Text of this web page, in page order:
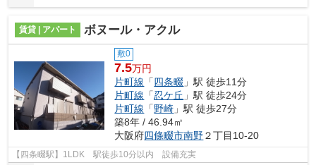
賃貸 | アパート ボヌール・アクル
敷0
7.5万円
片町線 「四条畷 」駅 徒歩11分
片町線 「忍ケ丘 」駅 徒歩24分
片町線 「野崎 」駅 徒歩27分
築8年 / 46.94㎡
大阪府四條畷市南野２丁目10-20
【四条畷駅】1LDK 駅徒歩10分以内 設備充実